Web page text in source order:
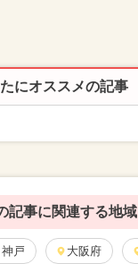
にオススメの記事
記事に関連する地域
神戸 大阪府